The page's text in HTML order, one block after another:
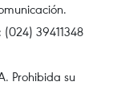
(024) 39411348
Prohibida su